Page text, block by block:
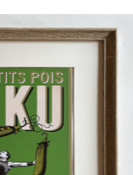
POIS LOKU
€